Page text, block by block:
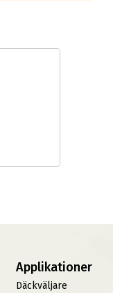
Applikationer
Däckväljare